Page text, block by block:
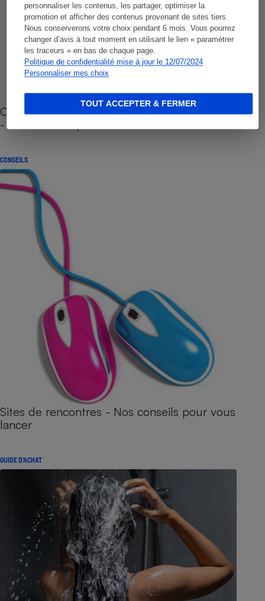
personnaliser les contenus, les partager, optimiser la
promotion et afficher des contenus provenant de sites tiers.
Nous conserverons votre choix pendant 6 mois. Vous pourrez
changer d’avis à tout moment en utilisant le lien « paramétrer
les traceurs » en bas de chaque page.
Politique de confidentialité mise à jour le 12/07/2024
Personnaliser mes choix
TOUT ACCEPTER & FERMER
Cafetière à capsules zéro déchet CoffeeB (vidéo)
- Premières impressions
CONSEILS
Sites de rencontres - Nos conseils pour vous
lancer
GUIDE D'ACHAT